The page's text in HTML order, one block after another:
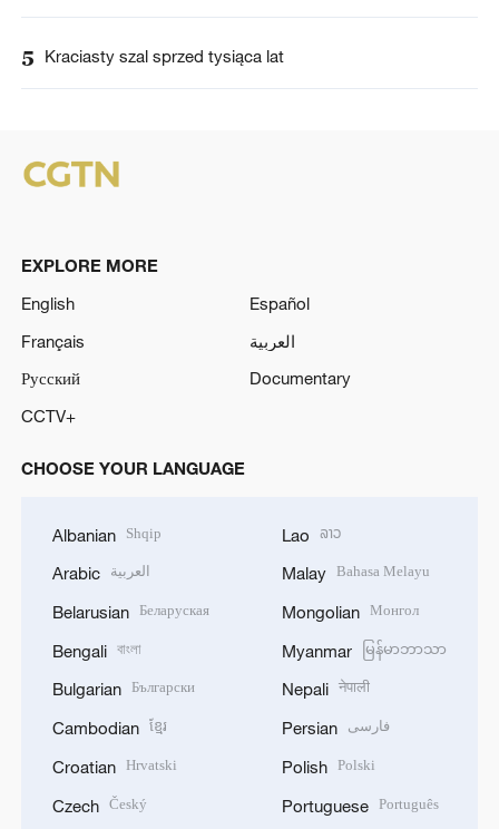
5 Kraciasty szal sprzed tysiąca lat
EXPLORE MORE
English
Español
Français
العربية
Русский
Documentary
CCTV+
CHOOSE YOUR LANGUAGE
Albanian Shqip
Arabic العربية
Belarusian Беларуская
Bengali বাংলা
Bulgarian Български
Cambodian ខ្មែរ
Croatian Hrvatski
Czech Český
Lao ລາວ
Malay Bahasa Melayu
Mongolian Монгол
Myanmar မြန်မာဘာသာ
Nepali नेपाली
Persian فارسی
Polish Polski
Portuguese Português